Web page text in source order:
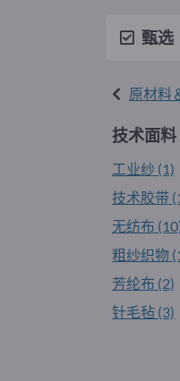
甄选
原材料
技术面料
工业纱 (1)
技术胶带
无纺布
粗纱织物
芳纶布 (2)
针毛毡 (3)